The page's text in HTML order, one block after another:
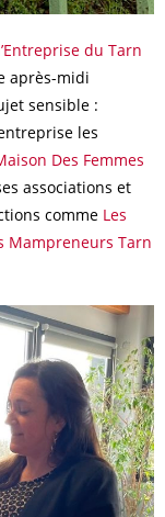
du Tarn
après-midi
sensible :
les
Des Femmes
associations et
comme Les
Mampreneurs Tarn